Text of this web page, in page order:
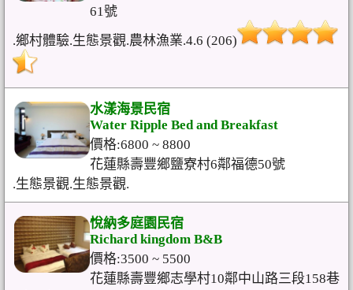
61號
.鄉村體驗.生態景觀.農林漁業.4.6 (206)
水漾海景民宿
Water Ripple Bed and Breakfast
價格:6800 ~ 8800
花蓮縣壽豐鄉鹽寮村6鄰福德50號
.生態景觀.生態景觀.
悅納多庭園民宿
Richard kingdom B&B
價格:3500 ~ 5500
花蓮縣壽豐鄉志學村10鄰中山路三段158巷